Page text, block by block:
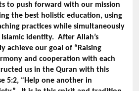
to push forward with our mission
the best holistic education, using
practices while simultaneously
identity. After Allah’s
achieve our goal of “Raising
and cooperation with each
us in the Quran with this
5:2, “Help one another in